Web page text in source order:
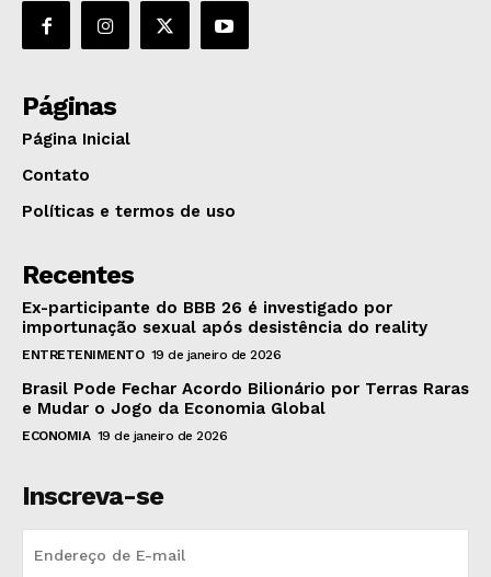
Páginas
Página Inicial
Contato
Políticas e termos de uso
Recentes
Ex-participante do BBB 26 é investigado por
importunação sexual após desistência do reality
ENTRETENIMENTO 19 de janeiro de 2026
Brasil Pode Fechar Acordo Bilionário por Terras Raras
e Mudar o Jogo da Economia Global
ECONOMIA 19 de janeiro de 2026
Inscreva-se